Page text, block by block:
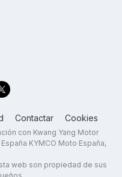
Contactar Cookies
con Kwang Yang Motor
KYMCO Moto España,
web son propiedad de sus